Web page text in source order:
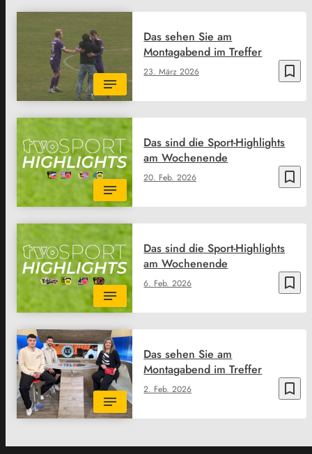
bookmark_border
23. März 2026
Das sehen Sie am
Montagabend im Treffer
bookmark_border
20. Feb. 2026
Das sind die Sport-Highlights
am Wochenende
bookmark_border
6. Feb. 2026
Das sind die Sport-Highlights
am Wochenende
bookmark_border
2. Feb. 2026
Das sehen Sie am
Montagabend im Treffer